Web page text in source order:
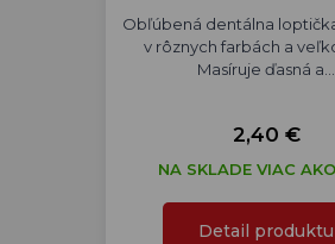
Obľúbená dentálna
v rôznych farbách a
Masíruje ďasná a…
2,40 €
NA SKLADE VIAC
Detail produktu